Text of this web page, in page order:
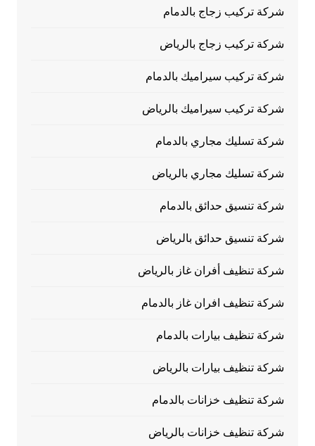
شركة تركيب زجاج بالدمام
شركة تركيب زجاج بالرياض
شركة تركيب سيراميك بالدمام
شركة تركيب سيراميك بالرياض
شركة تسليك مجاري بالدمام
شركة تسليك مجاري بالرياض
شركة تنسيق حدائق بالدمام
شركة تنسيق حدائق بالرياض
شركة تنظيف أفران غاز بالرياض
شركة تنظيف افران غاز بالدمام
شركة تنظيف بيارات بالدمام
شركة تنظيف بيارات بالرياض
شركة تنظيف خزانات بالدمام
شركة تنظيف خزانات بالرياض